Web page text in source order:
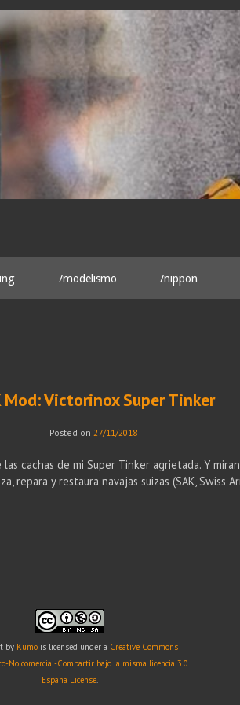
/modelismo /nippon
Mod: Victorinox Super Tinker
Posted on 27/11/2018
las cachas de mi Super Tinker agrietada. Y
repara y restaura navajas suizas (SAK, Swiss
by Kumois licensed under a Creative Commons
No comercial-Compartir bajo la misma licencia 3.0
España License.